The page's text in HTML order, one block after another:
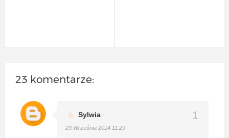
23 komentarze:
Sylwia
23 Września 2014 11:29